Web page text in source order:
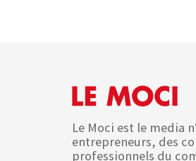
Le Moci est le media
entrepreneurs, des
professionnels du